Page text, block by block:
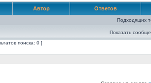
Автор Ответов
Подходящих
Показать
поиска: 0 ]